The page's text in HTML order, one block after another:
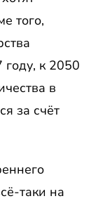
того,
к 2050
в
за счёт
таки на